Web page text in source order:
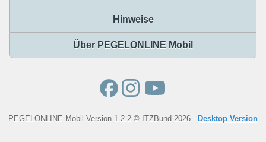
Hinweise
Über PEGELONLINE Mobil
PEGELONLINE Mobil Version 1.2.2 © ITZBund 2026 - Desktop Version